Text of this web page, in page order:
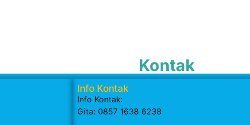
Kontak
Info Kontak
Info Kontak:
Gita: 0857 1638 6238